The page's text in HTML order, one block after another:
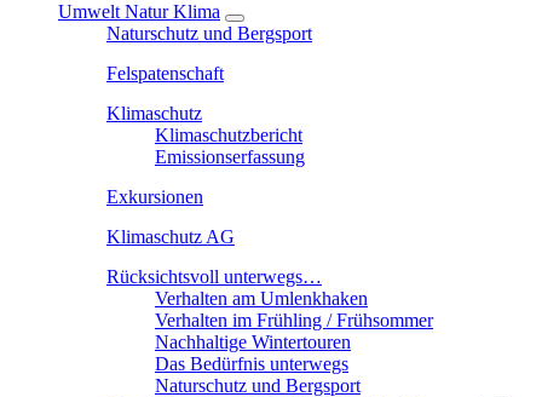
Umwelt Natur Klima
Naturschutz und Bergsport
Felspatenschaft
Klimaschutz
Klimaschutzbericht
Emissionserfassung
Exkursionen
Klimaschutz AG
Rücksichtsvoll unterwegs…
Verhalten am Umlenkhaken
Verhalten im Frühling / Frühsommer
Nachhaltige Wintertouren
Das Bedürfnis unterwegs
Naturschutz und Bergsport